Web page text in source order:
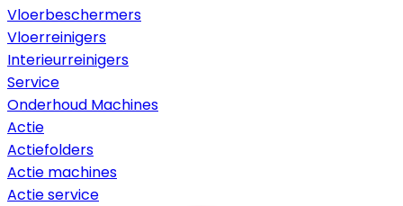
Vloerbeschermers
Vloerreinigers
Interieurreinigers
Service
Onderhoud Machines
Actie
Actiefolders
Actie machines
Actie service